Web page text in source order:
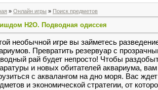
» Онлайн игры » Поиск предметов
H2O. Подводная одиссея
необычной игре вы займетесь
Превратить резервуар с
рай будет непросто! Чтобы
и новых обитателей аквариума,
с аквалангом на дно моря. Вас
и экономической стратегии, от